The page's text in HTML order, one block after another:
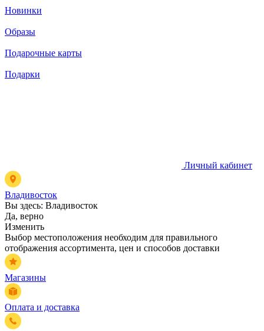
Новинки
Образы
Подарочные карты
Подарки
Личный кабинет
Владивосток
Вы здесь: Владивосток
Да, верно
Изменить
Выбор местоположения необходим для правильного
отображения ассортимента, цен и способов доставки
Магазины
Оплата и доставка